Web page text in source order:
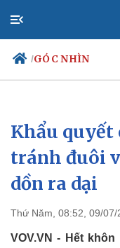
/GÓC NHÌN
Chính trị
Đảng
Tổ chức nhân sự
Quốc hội
Nhận diện sự thật
Khẩu
tránh đuôi
dồn ra dại
Thứ Năm, 08:52, 09/07/
VOV.VN - Hết